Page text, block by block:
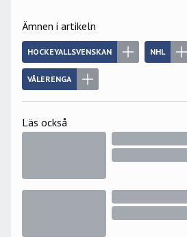
Ämnen i artikeln
HOCKEYALLSVENSKAN NHL
VÅLERENGA
Läs också